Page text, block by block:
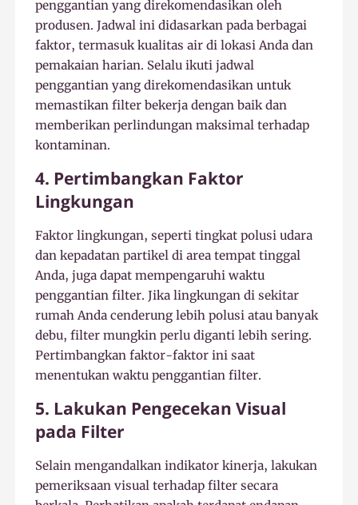
penggantian yang direkomendasikan oleh
produsen. Jadwal ini didasarkan pada berbagai
faktor, termasuk kualitas air di lokasi Anda dan
pemakaian harian. Selalu ikuti jadwal
penggantian yang direkomendasikan untuk
memastikan filter bekerja dengan baik dan
memberikan perlindungan maksimal terhadap
kontaminan.
4. Pertimbangkan Faktor
Lingkungan
Faktor lingkungan, seperti tingkat polusi udara
dan kepadatan partikel di area tempat tinggal
Anda, juga dapat mempengaruhi waktu
penggantian filter. Jika lingkungan di sekitar
rumah Anda cenderung lebih polusi atau banyak
debu, filter mungkin perlu diganti lebih sering.
Pertimbangkan faktor-faktor ini saat
menentukan waktu penggantian filter.
5. Lakukan Pengecekan Visual
pada Filter
Selain mengandalkan indikator kinerja, lakukan
pemeriksaan visual terhadap filter secara